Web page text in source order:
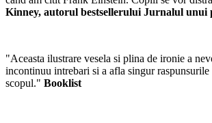
Kinney, autorul bestsellerului Jurnalul unui
"Aceasta ilustrare vesela si plina de ironie a
incontinuu intrebari si a afla singur
scopul." Booklist